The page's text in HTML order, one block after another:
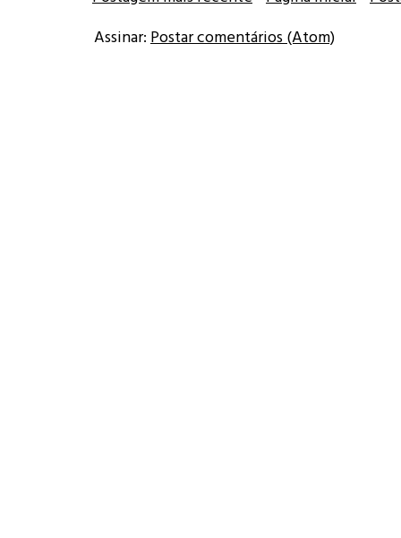
Assinar: Postar comentários (Atom)